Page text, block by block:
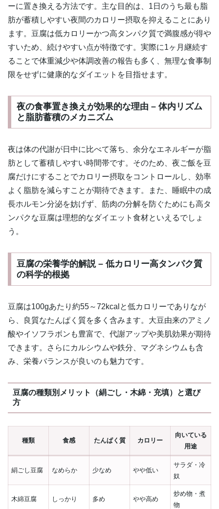
ーに置き換える方法です。主な目的は、1日のうち最も脂
肪が蓄積しやすい夜間のカロリー摂取を抑えることにあり
ます。豆腐は低カロリーかつ高タンパク質で満腹感が得や
すいため、続けやすい点が特徴です。実際に1ヶ月継続す
ることで体重減少や体調改善の報告も多く、無理な食事制
限をせずに健康的なダイエットを目指せます。
夜の食事置き換えが効果的な理由 – 体内リズム
と脂肪蓄積のメカニズム
夜は体の代謝が日中に比べて落ち、余分なエネルギーが脂
肪として蓄積しやすい時間帯です。そのため、夜ご飯を豆
腐だけにすることでカロリー摂取をコントロールし、効率
よく脂肪を減らすことが期待できます。また、睡眠中の成
長ホルモン分泌を妨げず、筋肉の分解を防ぐためにも高タ
ンパクな豆腐は理想的なダイエット食材といえるでしょ
う。
豆腐の栄養学的解説 – 低カロリー高タンパク質
の科学的根拠
豆腐は100gあたり約55～72kcalと低カロリーでありなが
ら、良質なたんぱく質を多く含みます。大豆由来のアミノ
酸やイソフラボンも豊富で、代謝アップや美肌効果が期待
できます。さらにカルシウムや鉄分、マグネシウムも含
み、栄養バランスが良いのも魅力です。
豆腐の種類別メリット（絹ごし・木綿・充填）と選び
方
種類 食感 たんぱく質 カロリー
向いている
用途
絹ごし豆腐 なめらか 少なめ やや低い
サラダ・冷
奴
木綿豆腐 しっかり 多め やや高め
炒め物・煮
物